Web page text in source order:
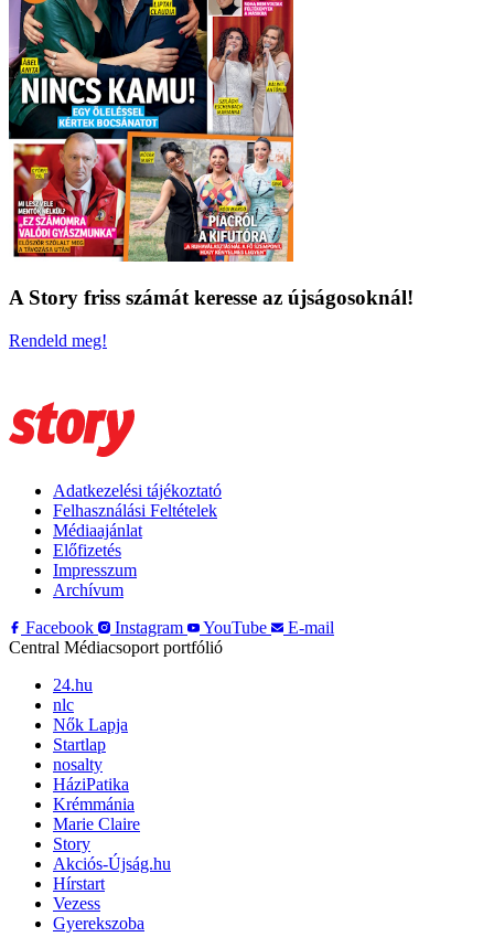
A Story friss számát keresse az újságosoknál!
Rendeld meg!
Adatkezelési tájékoztató
Felhasználási Feltételek
Médiaajánlat
Előfizetés
Impresszum
Archívum
Facebook
Instagram YouTube
E-mail
Central Médiacsoport portfólió
24.hu
nlc
Nők Lapja
Startlap
nosalty
HáziPatika
Krémmánia
Marie Claire
Story
Akciós-Újság.hu
Hírstart
Vezess
Gyerekszoba